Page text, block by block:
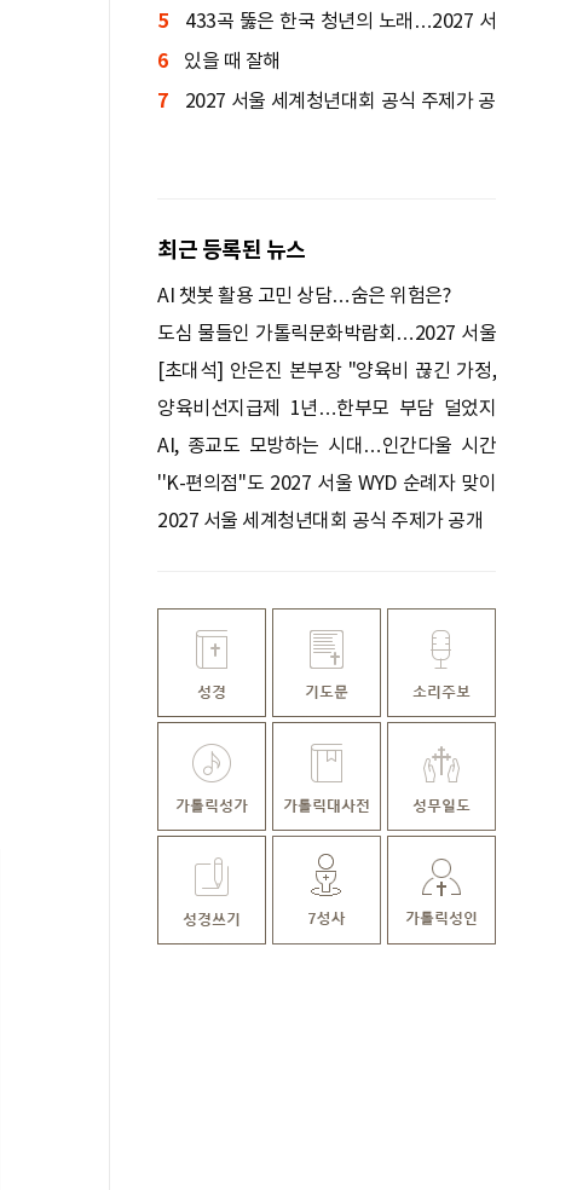
니 WYD 열린다
5
433곡 뚫은 한국 청년의 노래…2027 서
울 WYD 공식 주제가로
6 있을 때 잘해
7
2027 서울 세계청년대회 공식 주제가 공
최근 등록된 뉴스
AI 챗봇 활용 고민 상담…숨은 위험은?
도심 물들인 가톨릭문화박람회…2027 서울
WYD 기대 높여
[초대석] 안은진 본부장 "양육비 끊긴 가정,
선지급 후 아이 치료도 재개"
양육비선지급제 1년…한부모 부담 덜었지
만
AI, 종교도 모방하는 시대…인간다울 시간
빼앗긴다
''K-편의점''도 2027 서울 WYD 순례자 맞이
나선다
2027 서울 세계청년대회 공식 주제가 공개